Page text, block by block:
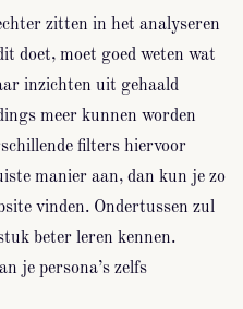
zitten in het analyseren
doet, moet goed weten wat
inzichten uit gehaald
meer kunnen worden
filters hiervoor
manier aan, dan kun je zo
vinden. Ondertussen zul
beter leren kennen.
je persona’s zelfs